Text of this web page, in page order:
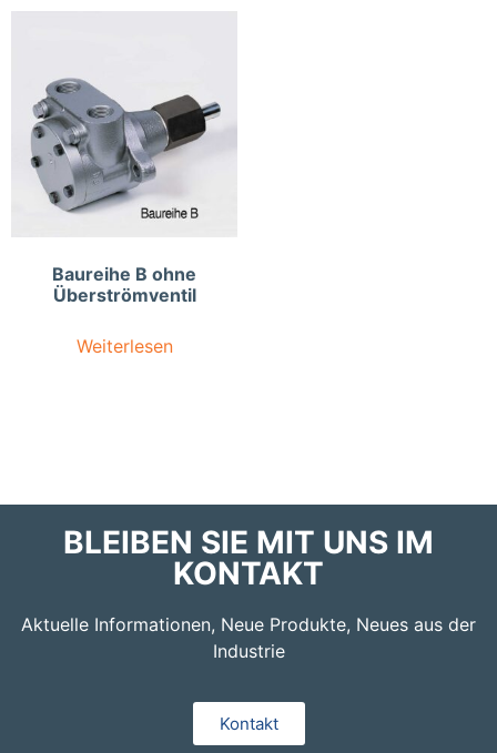
Baureihe B ohne
Überströmventil
Weiterlesen
BLEIBEN SIE MIT UNS IM
KONTAKT
Aktuelle Informationen, Neue Produkte, Neues aus der
Industrie
Kontakt